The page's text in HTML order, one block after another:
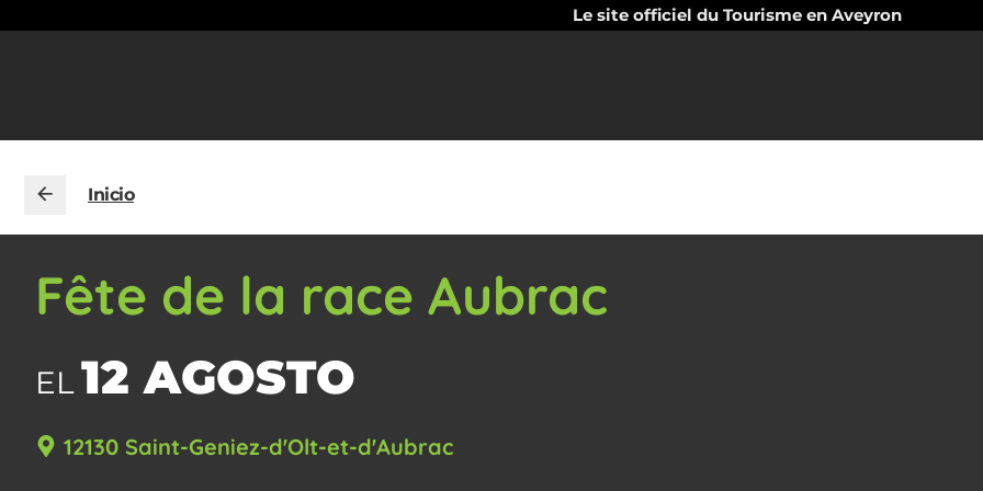
Le site officiel du Tourisme en Aveyron
Inicio
Fête de la race Aubrac
EL12 AGOSTO
12130 Saint-Geniez-d'Olt-et-d'Aubrac